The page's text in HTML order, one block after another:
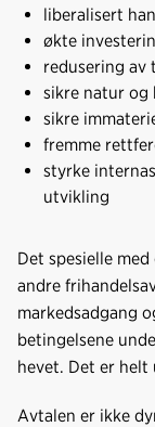
liberalisert
økte
redusering av
sikre natur og
sikre
fremme
styrke
utvikling
Det spesielle
andre
markedsadgang
betingelsene
hevet. Det er helt
Avtalen er ikke